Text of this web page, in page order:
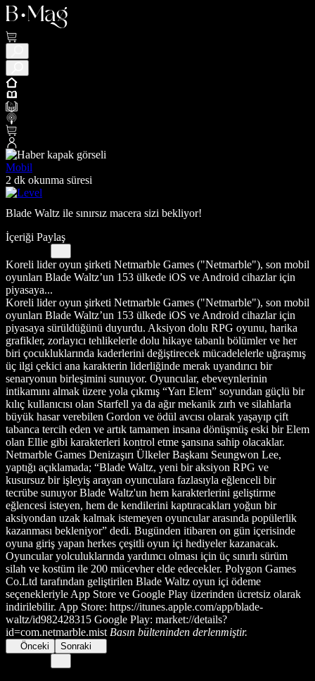
Mobil
2 dk okunma süresi
Blade Waltz ile sınırsız macera sizi bekliyor!
İçeriği Paylaş
Koreli lider oyun şirketi Netmarble Games ("Netmarble"), son mobil
oyunları Blade Waltz’un 153 ülkede iOS ve Android cihazlar için
piyasaya...
Koreli lider oyun şirketi Netmarble Games ("Netmarble"), son mobil
oyunları Blade Waltz’un 153 ülkede iOS ve Android cihazlar için
piyasaya sürüldüğünü duyurdu. Aksiyon dolu RPG oyunu, harika
grafikler, zorlayıcı tehlikelerle dolu hikaye tabanlı bölümler ve her
biri çocukluklarında kaderlerini değiştirecek mücadelelerle uğraşmış
üç ilgi çekici ana karakterin liderliğinde merak uyandırıcı bir
senaryonun birleşimini sunuyor. Oyuncular, ebeveynlerinin
intikamını almak üzere yola çıkmış “Yarı Elem” soyundan güçlü bir
kılıç kullanıcısı olan Starfell ya da ağır mekanik zırh ve silahlarla
büyük hasar verebilen Gordon ve ödül avcısı olarak yaşayıp çift
tabanca tercih eden ve artık tamamen insana dönüşmüş eski bir Elem
olan Ellie gibi karakterleri kontrol etme şansına sahip olacaklar.
Netmarble Games Denizaşırı Ülkeler Başkanı Seungwon Lee,
yaptığı açıklamada; “Blade Waltz, yeni bir aksiyon RPG ve
kusursuz bir işleyiş arayan oyunculara fazlasıyla eğlenceli bir
tecrübe sunuyor Blade Waltz'un hem karakterlerini geliştirme
eğlencesi isteyen, hem de kendilerini kaptıracakları yoğun bir
aksiyondan uzak kalmak istemeyen oyuncular arasında popülerlik
kazanması bekleniyor” dedi. Bugünden itibaren on gün içerisinde
oyuna giriş yapan herkes çeşitli oyun içi hediyeler kazanacak.
Oyuncular yolculuklarında yardımcı olması için üç sınırlı sürüm
silah ve kostüm ile 200 mücevher elde edecekler. Polygon Games
Co.Ltd tarafından geliştirilen Blade Waltz oyun içi ödeme
seçenekleriyle App Store ve Google Play üzerinden ücretsiz olarak
indirilebilir. App Store: https://itunes.apple.com/app/blade-
waltz/id982428315 Google Play: market://details?
id=com.netmarble.mist Basın bülteninden derlenmiştir.
Önceki Sonraki